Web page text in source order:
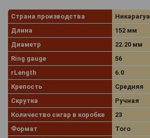
Страна производства
Никарагуа
Длина
152 мм
Диаметр
22.20 мм
Ring gauge
56
rLength
6.0
Крепость
Средняя
Скрутка
Ручная
Количество сигар в коробке
23
Формат
Toro